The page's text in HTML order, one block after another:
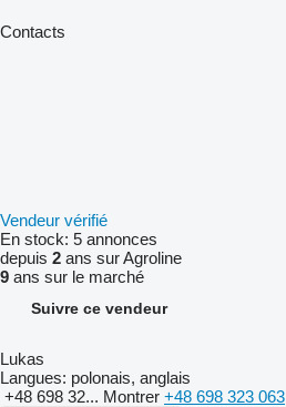
Contacts
Vendeur vérifié
En stock: 5 annonces
depuis 2 ans sur Agroline
9 ans sur le marché
Suivre ce vendeur
Lukas
Langues: polonais, anglais
+48 698 32... Montrer +48 698 323 063